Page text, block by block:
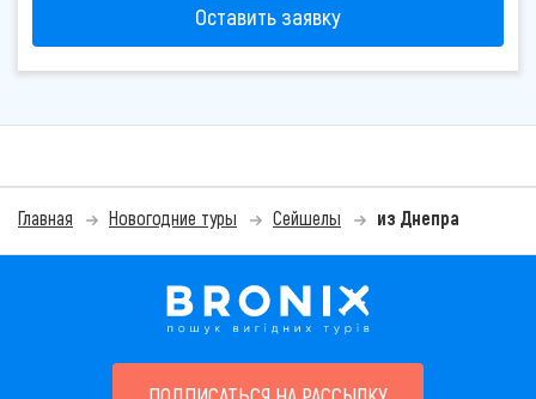
Оставить заявку
Главная Новогодние туры Сейшелы из Днепра